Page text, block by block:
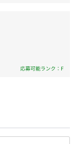
目標達成度で、
た資格支援制
）を設けるこ
”を応援して
制も魅力で
応募可能ランク：F